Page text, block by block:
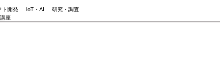
ト開発 IoT・AI
研究・調査
座